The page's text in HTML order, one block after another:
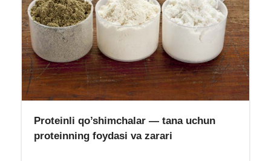
Proteinli qo’shimchalar — tana uchun
proteinning foydasi va zarari